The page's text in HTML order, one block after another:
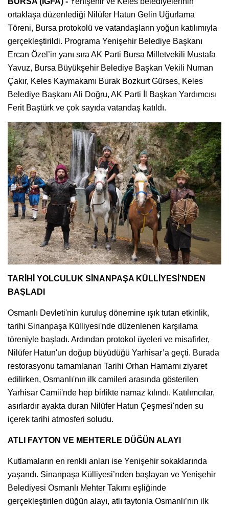
ortaklaşa düzenlediği Nilüfer Hatun Gelin Uğurlama
Töreni, Bursa protokolü ve vatandaşların yoğun katılımıyla
gerçekleştirildi. Programa Yenişehir Belediye Başkanı
Ercan Özel’in yanı sıra AK Parti Bursa Milletvekili Mustafa
Yavuz, Bursa Büyükşehir Belediye Başkan Vekili Numan
Çakır, Keles Kaymakamı Burak Bozkurt Gürses, Keles
Belediye Başkanı Ali Doğru, AK Parti İl Başkan Yardımcısı
Ferit Baştürk ve çok sayıda vatandaş katıldı.
TARİHİ YOLCULUK SİNANPAŞA KÜLLİYESİ'NDEN
BAŞLADI
Osmanlı Devleti'nin kuruluş dönemine ışık tutan etkinlik,
tarihi Sinanpaşa Külliyesi'nde düzenlenen karşılama
töreniyle başladı. Ardından protokol üyeleri ve misafirler,
Nilüfer Hatun'un doğup büyüdüğü Yarhisar’a geçti. Burada
restorasyonu tamamlanan Tarihi Orhan Hamamı ziyaret
edilirken, Osmanlı'nın ilk camileri arasında gösterilen
Yarhisar Camii'nde hep birlikte namaz kılındı. Katılımcılar,
asırlardır ayakta duran Nilüfer Hatun Çeşmesi'nden su
içerek tarihi atmosferi soludu.
ATLI FAYTON VE MEHTERLE DÜĞÜN ALAYI
Kutlamaların en renkli anları ise Yenişehir sokaklarında
yaşandı. Sinanpaşa Külliyesi’nden başlayan ve Yenişehir
Belediyesi Osmanlı Mehter Takımı eşliğinde
gerçekleştirilen düğün alayı, atlı faytonla Osmanlı’nın ilk